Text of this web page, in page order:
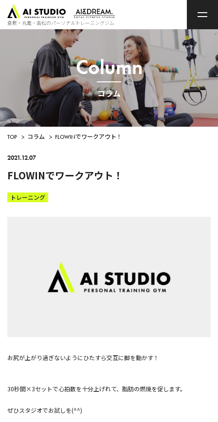
ッ
ペ
ー
ジ
倉敷・丸亀・高松のパーソナルトレーニングジム
Column
コラム
TOP > コラム > FLOWINでワークアウト！
2021.12.07
FLOWINでワークアウト！
トレーニング
お尻が上がり過ぎないようにひたすら交互に脚を動かす！
30秒間×3セットで心拍数を十分上げれて、脂肪の燃焼を促します。
ぜひスタジオでお試しを(^^)